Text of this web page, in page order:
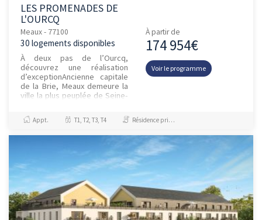
LES PROMENADES DE
L'OURCQ
Meaux - 77100
30 logements disponibles
À deux pas de l’Ourcq,
découvrez une réalisation
d’exceptionAncienne capitale
de la Brie, Meaux demeure la
ville la plus peuplée de Seine-
habitants. À 25 min de...
À partir de
174 954€
Voir le programme
Appt. T1, T2, T3, T4 Résidence principale / PTZ